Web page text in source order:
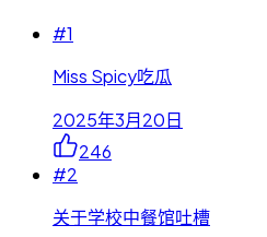
#1
Miss Spicy吃瓜
2025年3月20日
246
#2
关于学校中餐馆吐槽